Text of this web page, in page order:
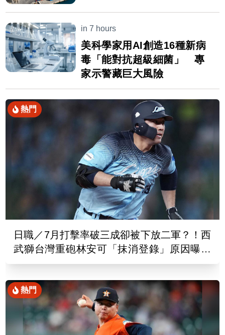
in 7 hours
美科學家用AI創造16種新病
毒「能對抗超級細菌」 專
家示警藏巨大風險
熱門
日職／7月打擊率破三成卻被下放二軍？！西
武獅台灣重砲林安可「抹消登錄」原因曝光
了
熱門